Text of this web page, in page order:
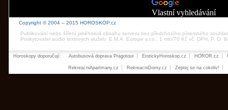
Vlastní vyhledávání
Copyright © 2004 – 2015 HOROSKOP.cz
Publikování nebo šíření jakéhokoli obsahu serveru bez předchozího písemného
Poskytovatel audio textových služeb: E.M.A. Europe s.r.o., 1 min/70 Kč vč. DPH, P. O.
Horoskopy doporučují: Autobusová doprava Pragotour ErotickyHoroskop.cz HOROR.cz
RekreacniApartmany.cz RekreacniDomy.cz Zeptej se na cokoliv!